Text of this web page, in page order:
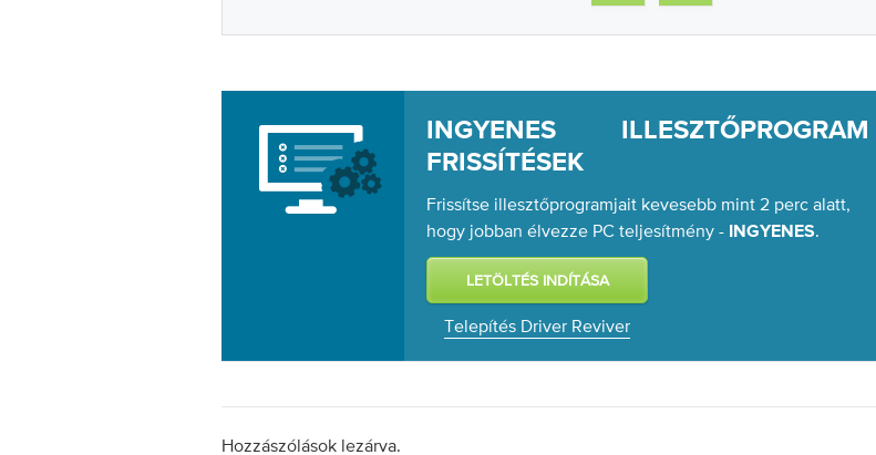
INGYENES ILLESZTŐPROGRAM
FRISSÍTÉSEK
Frissítse illesztőprogramjait kevesebb mint 2 perc alatt,
hogy jobban élvezze PC teljesítmény -
INGYENES.
Telepítés Driver Reviver
Hozzászólások lezárva.